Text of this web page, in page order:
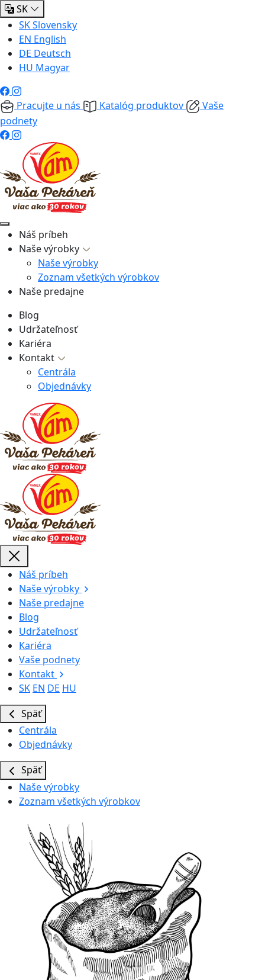
SK
SKSlovensky
EN English
DE Deutsch
HU Magyar
Pracujte u nás Katalóg produktov
Vaše
podnety
Náš príbeh
Naše výrobky
Naše výrobky
Zoznam všetkých výrobkov
Naše predajne
Blog
Udržateľnosť
Kariéra
Kontakt
Centrála
Objednávky
Náš príbeh
Naše výrobky
Naše predajne
Blog
Udržateľnosť
Kariéra
Vaše podnety
Kontakt
SK EN DE HU
Späť
Centrála
Objednávky
Späť
Naše výrobky
Zoznam všetkých výrobkov